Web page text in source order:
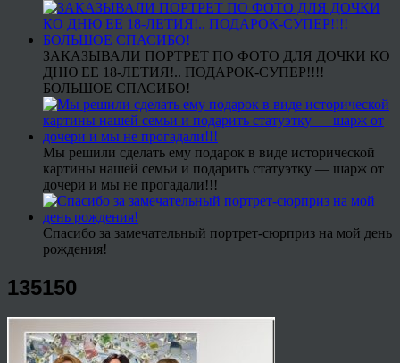
ЗАКАЗЫВАЛИ ПОРТРЕТ ПО ФОТО ДЛЯ ДОЧКИ КО
ДНЮ ЕЕ 18-ЛЕТИЯ!.. ПОДАРОК-СУПЕР!!!!
БОЛЬШОЕ СПАСИБО!
Мы решили сделать ему подарок в виде исторической
картины нашей семьи и подарить статуэтку — шарж от
дочери и мы не прогадали!!!
Спасибо за замечательный портрет-сюрприз на мой день
рождения!
135150